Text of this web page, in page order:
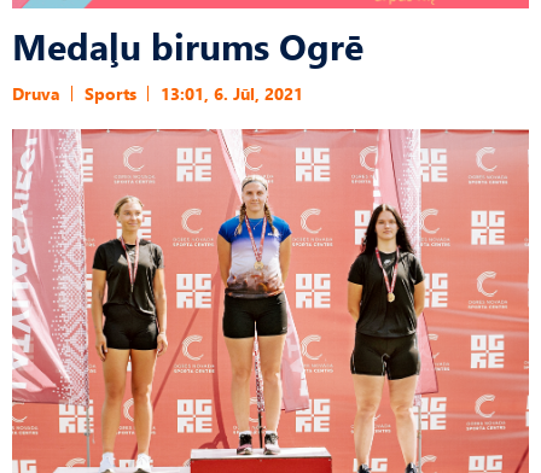
Medaļu birums Ogrē
Druva Sports 13:01, 6. Jūl, 2021